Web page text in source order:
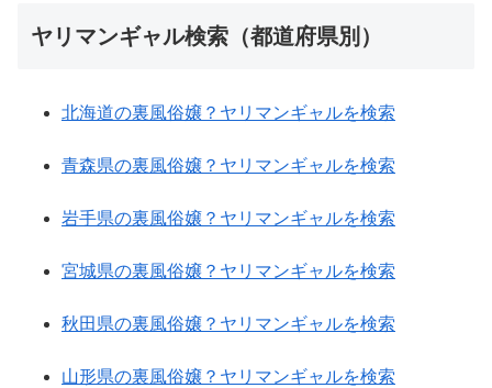
ヤリマンギャル検索（都道府県別）
北海道の裏風俗嬢？ヤリマンギャルを検索
青森県の裏風俗嬢？ヤリマンギャルを検索
岩手県の裏風俗嬢？ヤリマンギャルを検索
宮城県の裏風俗嬢？ヤリマンギャルを検索
秋田県の裏風俗嬢？ヤリマンギャルを検索
山形県の裏風俗嬢？ヤリマンギャルを検索